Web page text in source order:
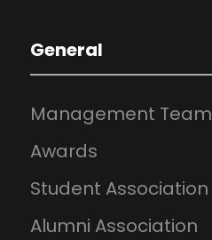
General
Management Team
Awards
Student Association
Alumni Association